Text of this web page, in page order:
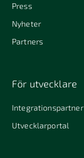
Press
Nyheter
Partners
För utvecklare
Integrationspartner
Utvecklarportal